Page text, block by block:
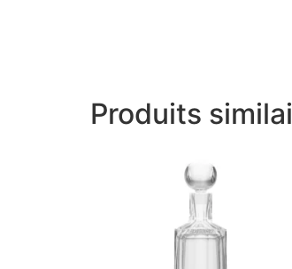
Produits